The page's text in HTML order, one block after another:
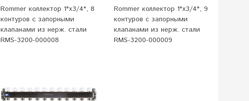
Rommer коллектор 1"x3/4", 8
контуров с запорными
клапанами из нерж. стали
RMS-3200-000008
Rommer коллектор 1"x3/4", 9
контуров с запорными
клапанами из нерж. стали
RMS-3200-000009